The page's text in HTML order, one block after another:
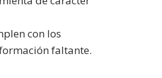
con los
faltante.